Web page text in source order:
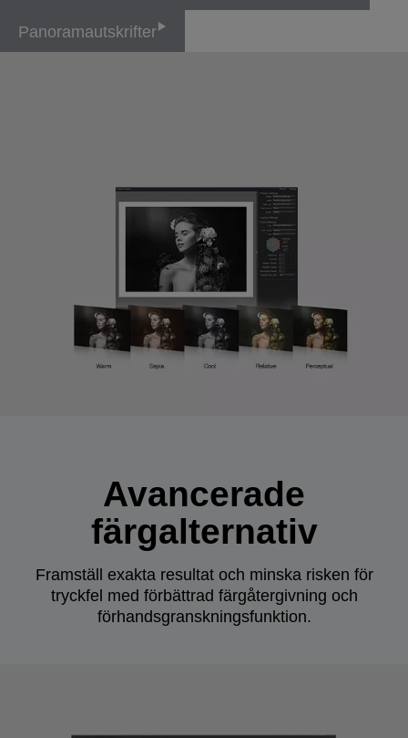
Panoramautskrifter
Avancerade
färgalternativ
Framställ exakta resultat och minska risken för
tryckfel med förbättrad färgåtergivning och
förhandsgranskningsfunktion.